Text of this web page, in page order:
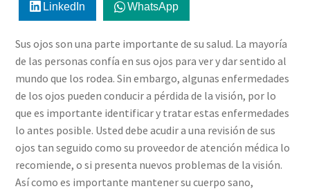
LinkedIn WhatsApp
Sus ojos son una parte importante de su salud. La mayoría
de las personas confía en sus ojos para ver y dar sentido al
mundo que los rodea. Sin embargo, algunas enfermedades
de los ojos pueden conducir a pérdida de la visión, por lo
que es importante identificar y tratar estas enfermedades
lo antes posible. Usted debe acudir a una revisión de sus
ojos tan seguido como su proveedor de atención médica lo
recomiende, o si presenta nuevos problemas de la visión.
Así como es importante mantener su cuerpo sano,